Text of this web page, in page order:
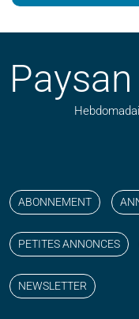
ABONNEMENT
PETITES ANNONCES
NEWSLETTER